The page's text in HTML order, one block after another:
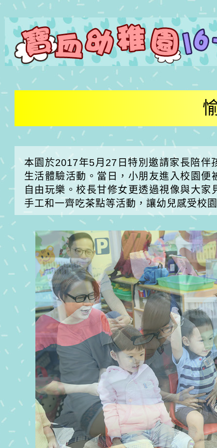
本園於2017年5月27日特別邀請家長陪
生活體驗活動。當日，小朋友進入校園
自由玩樂。校長甘修女更透過視像與大
手工和一齊吃茶點等活動，讓幼兒感受校